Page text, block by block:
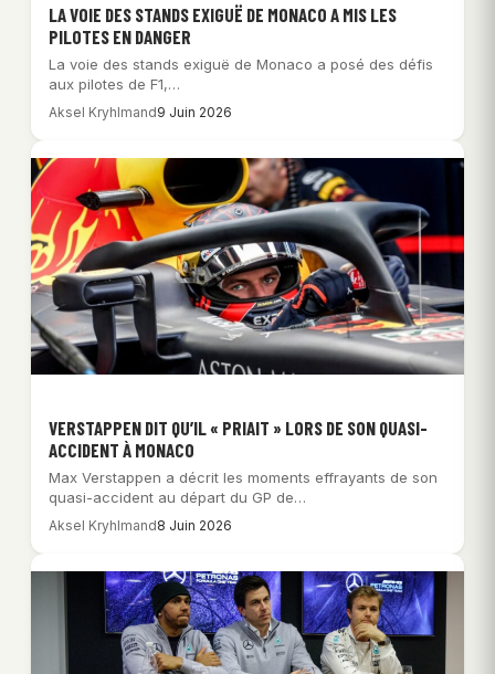
LA VOIE DES STANDS EXIGUË DE MONACO A MIS LES
PILOTES EN DANGER
La voie des stands exiguë de Monaco a posé des défis
aux pilotes de F1,…
Aksel Kryhlmand9 Juin 2026
VERSTAPPEN DIT QU’IL « PRIAIT » LORS DE SON QUASI-
ACCIDENT À MONACO
Max Verstappen a décrit les moments effrayants de son
quasi-accident au départ du GP de…
Aksel Kryhlmand8 Juin 2026